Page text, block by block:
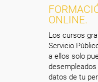
ONLINE.
Los cursos
Servicio
a ellos solo
datos de tu